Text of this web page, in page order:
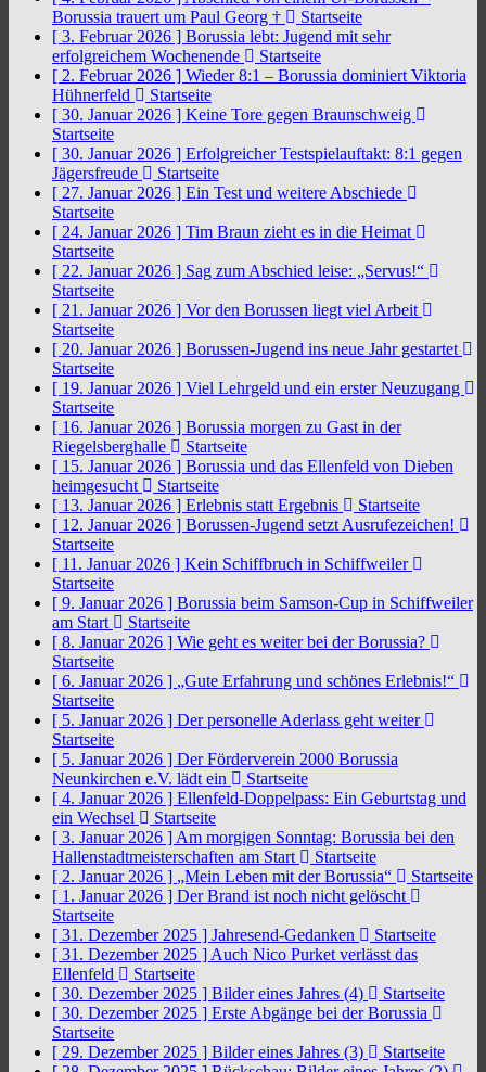
Borussia trauert um Paul Georg †
Startseite
[ 3. Februar 2026 ] Borussia lebt: Jugend mit sehr
erfolgreichem Wochenende
Startseite
[ 2. Februar 2026 ] Wieder 8:1 – Borussia dominiert Viktoria
Hühnerfeld
Startseite
[ 30. Januar 2026 ] Keine Tore gegen Braunschweig
Startseite
[ 30. Januar 2026 ] Erfolgreicher Testspielauftakt: 8:1 gegen
Jägersfreude
Startseite
[ 27. Januar 2026 ] Ein Test und weitere Abschiede
Startseite
[ 24. Januar 2026 ] Tim Braun zieht es in die Heimat
Startseite
[ 22. Januar 2026 ] Sag zum Abschied leise: „Servus!“
Startseite
[ 21. Januar 2026 ] Vor den Borussen liegt viel Arbeit
Startseite
[ 20. Januar 2026 ] Borussen-Jugend ins neue Jahr gestartet
Startseite
[ 19. Januar 2026 ] Viel Lehrgeld und ein erster Neuzugang
Startseite
[ 16. Januar 2026 ] Borussia morgen zu Gast in der
Riegelsberghalle
Startseite
[ 15. Januar 2026 ] Borussia und das Ellenfeld von Dieben
heimgesucht
Startseite
[ 13. Januar 2026 ] Erlebnis statt Ergebnis
Startseite
[ 12. Januar 2026 ] Borussen-Jugend setzt Ausrufezeichen!
Startseite
[ 11. Januar 2026 ] Kein Schiffbruch in Schiffweiler
Startseite
[ 9. Januar 2026 ] Borussia beim Samson-Cup in Schiffweiler
am Start
Startseite
[ 8. Januar 2026 ] Wie geht es weiter bei der Borussia?
Startseite
[ 6. Januar 2026 ] „Gute Erfahrung und schönes Erlebnis!“
Startseite
[ 5. Januar 2026 ] Der personelle Aderlass geht weiter
Startseite
[ 5. Januar 2026 ] Der Förderverein 2000 Borussia
Neunkirchen e.V. lädt ein
Startseite
[ 4. Januar 2026 ] Ellenfeld-Doppelpass: Ein Geburtstag und
ein Wechsel
Startseite
[ 3. Januar 2026 ] Am morgigen Sonntag: Borussia bei den
Hallenstadtmeisterschaften am Start
Startseite
[ 2. Januar 2026 ] „Mein Leben mit der Borussia“
Startseite
[ 1. Januar 2026 ] Der Brand ist noch nicht gelöscht
Startseite
[ 31. Dezember 2025 ] Jahresend-Gedanken
Startseite
[ 31. Dezember 2025 ] Auch Nico Purket verlässt das
Ellenfeld
Startseite
[ 30. Dezember 2025 ] Bilder eines Jahres (4)
Startseite
[ 30. Dezember 2025 ] Erste Abgänge bei der Borussia
Startseite
[ 29. Dezember 2025 ] Bilder eines Jahres (3)
Startseite